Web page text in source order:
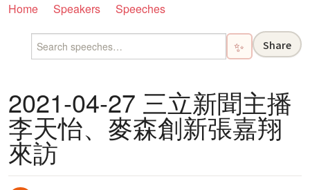
Home Speakers Speeches
✨ Share
2021-04-27 三立新聞主播
李天怡、麥森創新張嘉翔
來訪